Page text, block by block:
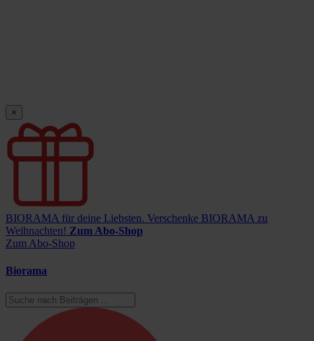
×
BIORAMA für deine Liebsten. Verschenke BIORAMA zu
Weihnachten! Zum Abo-Shop
Zum Abo-Shop
Biorama